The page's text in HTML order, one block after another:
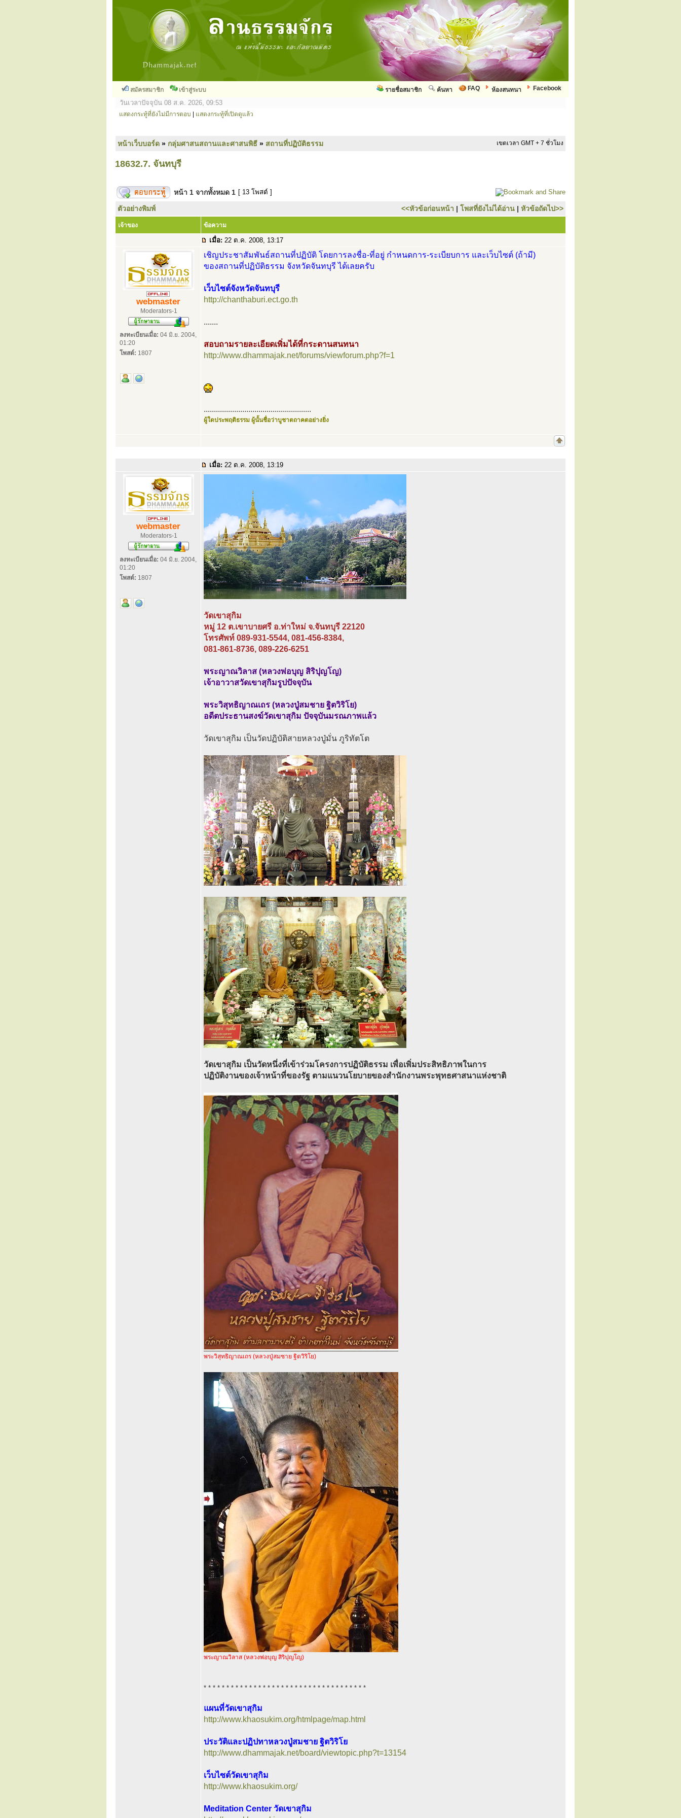
สมัครสมาชิก เข้าสู่ระบบ Facebook
ห้องสนทนา
FAQ
ค้นหา
รายชื่อสมาชิก
วันเวลาปัจจุบัน 08 ส.ค. 2026, 09:53
แสดงกระทู้ที่ยังไม่มีการตอบ แสดงกระทู้ที่เปิดดูแล้ว
หน้าเว็บบอร์ด » กลุ่มศาสนสถานและศาสนพิธี » สถานที่ปฏิบัติธรรม เขตเวลา GMT + 7 ชั่วโมง
18632.7. จันทบุรี
หน้า 1 จากทั้งหมด 1 [ 13 โพสต์ ]
ตัวอย่างพิมพ์ <<หัวข้อก่อนหน้า | โพสที่ยังไม่ได้อ่าน | หัวข้อถัดไป>>
เจ้าของ ข้อความ
เมื่อ: 22 ต.ค. 2008, 13:17
webmaster
Moderators-1
ลงทะเบียนเมื่อ: 04 มิ.ย. 2004,
01:20
โพสต์: 1807
เชิญประชาสัมพันธ์สถานที่ปฏิบัติ โดยการลงชื่อ-ที่อยู่ กำหนดการ-ระเบียบการ และเว็บไซต์ (ถ้ามี)
ของสถานที่ปฏิบัติธรรม จังหวัดจันทบุรี ได้เลยครับ
เว็บไซต์จังหวัดจันทบุรี
http://chanthaburi.ect.go.th
.......
สอบถามรายละเอียดเพิ่มได้ที่กระดานสนทนา
http://www.dhammajak.net/forums/viewforum.php?f=1
.....................................................
ผู้ใดประพฤติธรรม ผู้นั้นชื่อว่าบูชาตถาคตอย่างยิ่ง
เมื่อ: 22 ต.ค. 2008, 13:19
webmaster
Moderators-1
ลงทะเบียนเมื่อ: 04 มิ.ย. 2004,
01:20
โพสต์: 1807
วัดเขาสุกิม
หมู่ 12 ต.เขาบายศรี อ.ท่าใหม่ จ.จันทบุรี 22120
โทรศัพท์ 089-931-5544, 081-456-8384,
081-861-8736, 089-226-6251
พระญาณวิลาส (หลวงพ่อบุญ สิริปุญโญ)
เจ้าอาวาสวัดเขาสุกิมรูปปัจจุบัน
พระวิสุทธิญาณเถร (หลวงปู่สมชาย ฐิตวิริโย)
อดีตประธานสงฆ์วัดเขาสุกิม ปัจจุบันมรณภาพแล้ว
วัดเขาสุกิม เป็นวัดปฏิบัติสายหลวงปู่มั่น ภูริทัตโต
วัดเขาสุกิม เป็นวัดหนึ่งที่เข้าร่วมโครงการปฏิบัติธรรม เพื่อเพิ่มประสิทธิภาพในการ
ปฏิบัติงานของเจ้าหน้าที่ของรัฐ ตามแนวนโยบายของสำนักงานพระพุทธศาสนาแห่งชาติ
พระวิสุทธิญาณเถร (หลวงปู่สมชาย ฐิตวิริโย)
พระญาณวิลาส (หลวงพ่อบุญ สิริปุญโญ)
* * * * * * * * * * * * * * * * * * * * * * * * * * * * * * * * * * * *
แผนที่วัดเขาสุกิม
http://www.khaosukim.org/htmlpage/map.html
ประวัติและปฏิปทาหลวงปู่สมชาย ฐิตวิริโย
http://www.dhammajak.net/board/viewtopic.php?t=13154
เว็บไซต์วัดเขาสุกิม
http://www.khaosukim.org/
Meditation Center วัดเขาสุกิม